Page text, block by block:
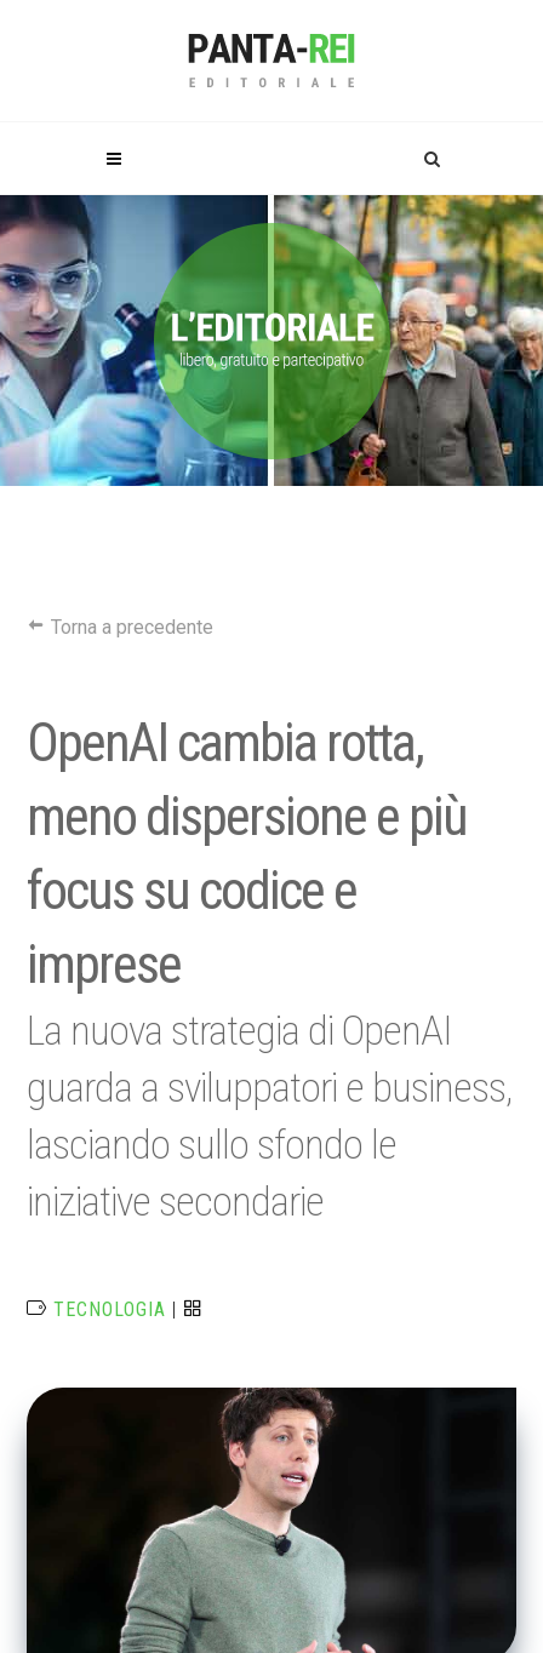
Torna a precedente
OpenAI cambia rotta,
meno dispersione e più
focus su codice e
imprese
La nuova strategia di OpenAI
guarda a sviluppatori e business,
lasciando sullo sfondo le
iniziative secondarie
TECNOLOGIA |